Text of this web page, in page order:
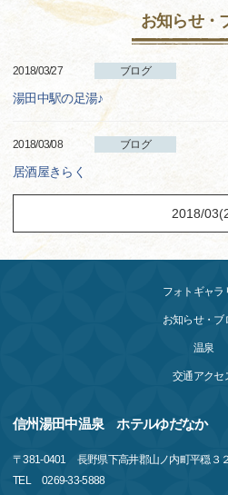
お知らせ・
2018/03/27 ブログ
湯田中駅の足湯♪
2018/03/08 ブログ
居酒屋きらく
フォトギャラ
お知らせ・ブ
温泉
交通アクセ
信州湯田中温泉 ホテルゆだなか
〒381-0401
長野県下高井郡山ノ内町平穏３
TEL
0269-33-5888